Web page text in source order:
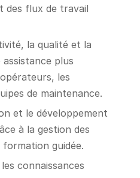
des flux de travail
la qualité et la
plus
les
de maintenance.
et le développement
à la gestion des
guidée.
connaissances